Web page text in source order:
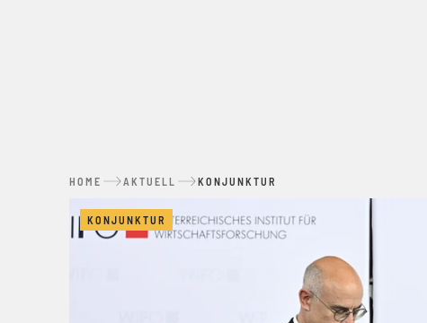
HOME AKTUELL KONJUNKTUR
KONJUNKTUR